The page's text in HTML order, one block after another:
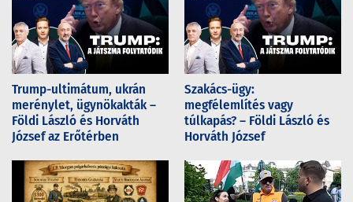
Trump-ultimátum, ukrán
merénylet, ügynökakták –
Földi László és Horváth
József az Erőtérben
Szakács-ügy:
megfélemlítés vagy
túlkapás? – Földi László és
Horváth József